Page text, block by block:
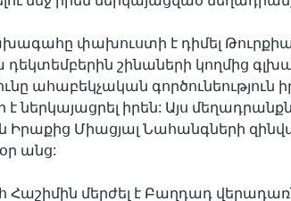
փախուստի է դիմել Թուրքիա
շինաների կողմից
ահաբեկչական գործունեություն
ներկայացրել իրեն: Այս
Իրաքից Միացյալ Նահանգների
անց:
մերժել է Բաղդադ